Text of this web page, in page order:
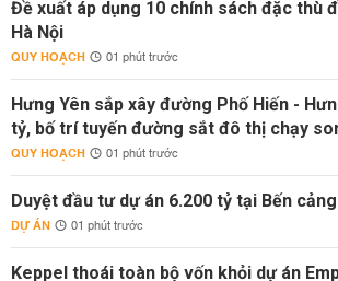
Đề xuất áp dụng 10 chính sách đặc thù
Hà Nội
QUY HOẠCH 01 phút trước
Hưng Yên sắp xây đường Phố Hiến -
tỷ, bố trí tuyến đường sắt đô thị chạy
QUY HOẠCH 01 phút trước
Duyệt đầu tư dự án 6.200 tỷ tại Bến
DỰ ÁN 01 phút trước
Keppel thoái toàn bộ vốn khỏi dự án